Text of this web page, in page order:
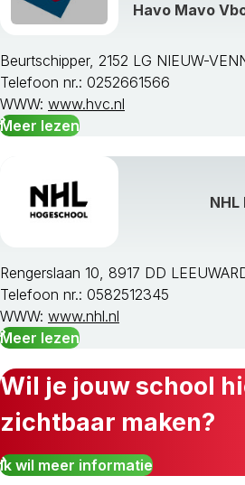
Havo Mavo
Beurtschipper, 2152 LG NIEUW-
Telefoon nr.: 0252661566
WWW: www.hvc.nl
Meer lezen
Rengerslaan 10, 8917 DD
Telefoon nr.: 0582512345
WWW: www.nhl.nl
Meer lezen
Wil je jouw school
zichtbaar maken?
Ik wil meer informatie